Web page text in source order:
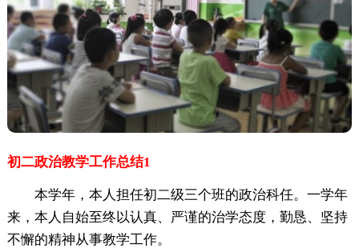
初二政治教学工作总结1
本学年，本人担任初二级三个班的政治科任。一学年
来，本人自始至终以认真、严谨的治学态度，勤恳、坚持
不懈的精神从事教学工作。